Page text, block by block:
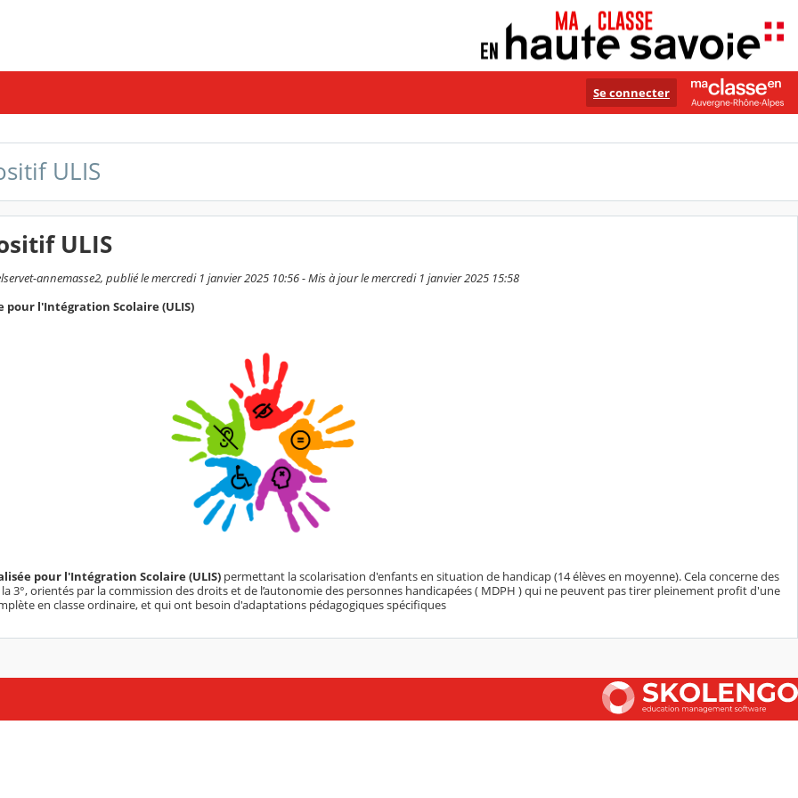
Se connecter
ULIS
ULIS
annemasse2, publié le mercredi 1 janvier 2025 10:56 - Mis à jour le mercredi 1 janvier 2025 15:58
pour l'Intégration Scolaire (ULIS)
pour l'Intégration Scolaire (ULIS) permettant la scolarisation d'enfants en situation de handicap (14 élèves en moyenne). Cela concerne des
la 3°, orientés par la commission des droits et de l’autonomie des personnes handicapées ( MDPH ) qui ne peuvent pas tirer pleinement profit d'une
en classe ordinaire, et qui ont besoin d'adaptations pédagogiques spécifiques